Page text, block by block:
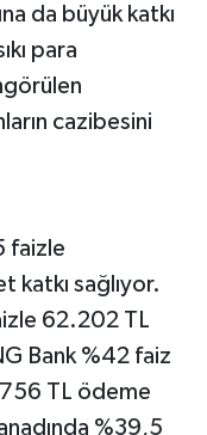
da büyük katkı
para
cazibesini
faizle
katkı sağlıyor.
62.202 TL
Bank %42 faiz
TL ödeme
%39,5